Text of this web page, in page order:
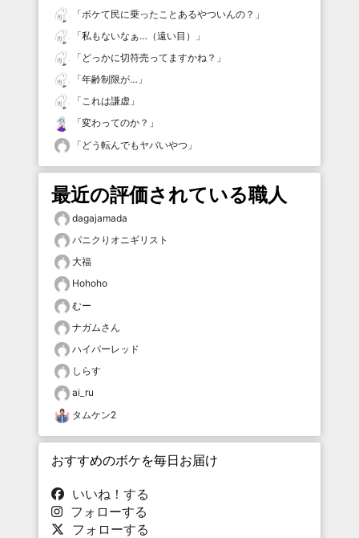
「ボケて民に乗ったことあるやついんの？ 」
「私もないなぁ…（遠い目）
」
「 どっかに切符売ってますかね？ 」
「年齢制限が… 」
「これは謙虚 」
「変わってのか？ 」
「 どう転んでもヤバいやつ 」
最近の評価されている職人
dagajamada
パニクりオニギリスト
大福
Hohoho
むー
ナガムさん
ハイパーレッド
しらす
ai_ru
タムケン2
おすすめのボケを毎日お届け
いいね！する
フォローする
フォローする